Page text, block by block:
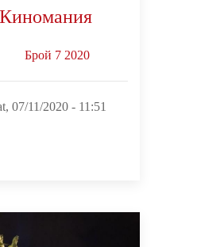
Брой 7 2020
07/11/2020 - 11:51